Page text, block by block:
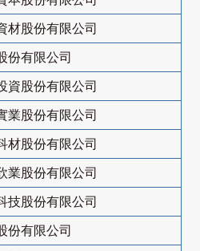
材股份有限公司
份有限公司
資股份有限公司
業股份有限公司
材股份有限公司
業股份有限公司
技股份有限公司
份有限公司